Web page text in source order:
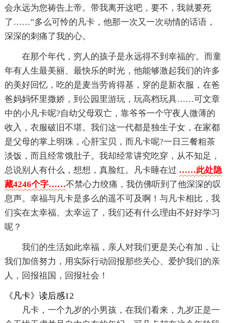
会永远为您祷告上帝。带我离开这吧，要不，我就要死
了……”多么可怜的凡卡，他那一次又一次动情的话语，
深深的刺痛了我的心。
在那个年代，穷人的孩子是永远得不到幸福的'。而童
年有人生最美丽、最快乐的时光，他能够激起我们的许多
的美好回忆，吃的是麦当劳肯得基，穿的是新衣服，在爸
爸妈妈怀里撒娇，到公园里游玩，玩高档玩具……可文章
中的小凡卡呢?自幼父母双亡，靠爷爷一个守夜人微薄的
收入，衣服破旧不堪。我们这一代都是独生子女，在家都
是父母的掌上明珠，心肝宝贝，而凡卡呢?一日三餐粗茶
淡饭，而且经常饿肚子。我却经常讲究吃穿，从不知足，
总说别人有什么，想想，真脸红。凡卡睡在过 ……此处隐
藏4246个字……不禁心力绞痛，我仿佛听到了他深深的叹
息声。幸福与凡卡是多么的遥不可及啊！与凡卡相比，我
们实在太幸福、太幸运了，我们还有什么理由不好好学习
呢？
我们的生活如此幸福，亲人对我们更是关心有加，让
我们加倍努力，用实际行动回报那些关心、爱护我们的亲
人，回报祖国，回报社会！
《凡卡》读后感12
凡卡，一个九岁的小男孩，在我们看来，九岁正是一